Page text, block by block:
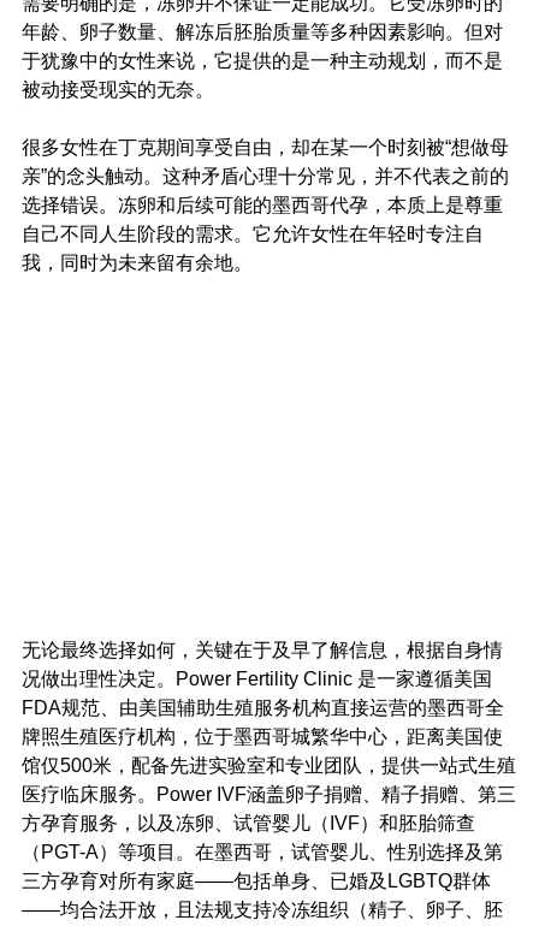
年龄、卵子数量、解冻后胚胎质量等多种因素影响。但对
于犹豫中的女性来说，它提供的是一种主动规划，而不是
被动接受现实的无奈。
很多女性在丁克期间享受自由，却在某一个时刻被“想做母
亲”的念头触动。这种矛盾心理十分常见，并不代表之前的
选择错误。冻卵和后续可能的墨西哥代孕，本质上是尊重
自己不同人生阶段的需求。它允许女性在年轻时专注自
我，同时为未来留有余地。
无论最终选择如何，关键在于及早了解信息，根据自身情
况做出理性决定。Power Fertility Clinic 是一家遵循美国
FDA规范、由美国辅助生殖服务机构直接运营的墨西哥全
牌照生殖医疗机构，位于墨西哥城繁华中心，距离美国使
馆仅500米，配备先进实验室和专业团队，提供一站式生殖
医疗临床服务。Power IVF涵盖卵子捐赠、精子捐赠、第三
方孕育服务，以及冻卵、试管婴儿（IVF）和胚胎筛查
（PGT-A）等项目。在墨西哥，试管婴儿、性别选择及第
三方孕育对所有家庭——包括单身、已婚及LGBTQ群体
——均合法开放，且法规支持冷冻组织（精子、卵子、胚